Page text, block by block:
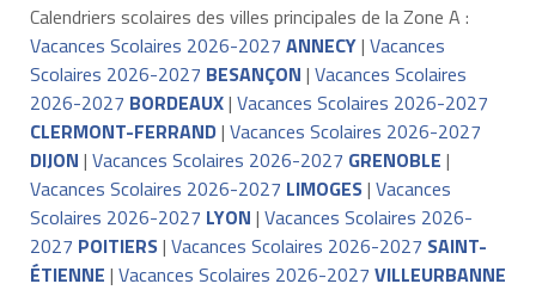
Calendriers scolaires des villes principales de la Zone A :
Vacances Scolaires 2026-2027 ANNECY| Vacances
Scolaires 2026-2027 BESANÇON | Vacances Scolaires
2026-2027 BORDEAUX| Vacances Scolaires 2026-2027
CLERMONT-FERRAND| Vacances Scolaires 2026-2027
DIJON | Vacances Scolaires 2026-2027 GRENOBLE |
Vacances Scolaires 2026-2027 LIMOGES| Vacances
Scolaires 2026-2027 LYON | Vacances Scolaires 2026-
2027 POITIERS| Vacances Scolaires 2026-2027 SAINT-
ÉTIENNE | Vacances Scolaires 2026-2027 VILLEURBANNE